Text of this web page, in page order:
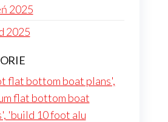
2025
2025
flat bottom boat plans',
flat bottom boat
'build 10 foot alu